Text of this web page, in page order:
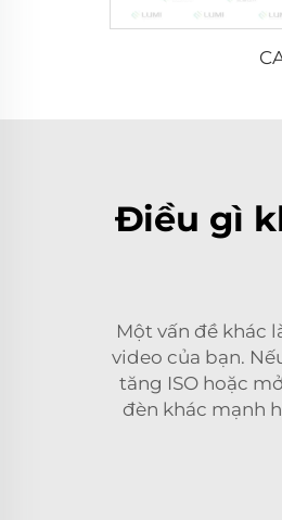
Điều gì
Một vấn đề khác
video của bạn.
tăng ISO hoặc
đèn khác mạnh